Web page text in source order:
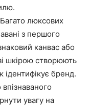
Багато люксових
з першого
канвас або
шкірою створюють
ідентифікує бренд.
увагу на